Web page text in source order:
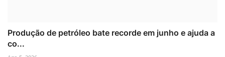
Produção de petróleo bate recorde em junho e ajuda a
co...